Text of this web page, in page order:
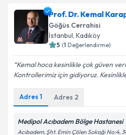
takvim hazırlandığında e-
E-posta Adresiniz
Kişisel verilerimin
kapsamda işlenmesini
Takvim
Prof. Dr. Kemal
Göğüs Cerrahisi
İstanbul, Kadıköy
5 (1 Değerlendirme)
Kemal hoca kesinlikle çok güven
Kontrollerimiz için gidiyoruz.
Adres 1 Adres 2
Medipol Acıbadem Bölge Hastanesi
Acıbadem, Şht. Emin Çölen Sokağı No:4,